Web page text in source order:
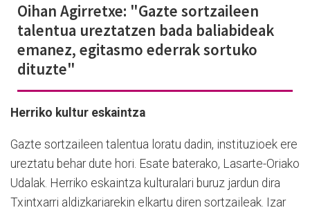
Oihan Agirretxe: "Gazte sortzaileen
talentua ureztatzen bada baliabideak
emanez, egitasmo ederrak sortuko
dituzte"
Herriko kultur eskaintza
Gazte sortzaileen talentua loratu dadin, instituzioek ere
ureztatu behar dute hori. Esate baterako, Lasarte-Oriako
Udalak. Herriko eskaintza kulturalari buruz jardun dira
Txintxarri aldizkariarekin elkartu diren sortzaileak. Izar